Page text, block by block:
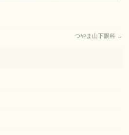
つやま山下眼科 →